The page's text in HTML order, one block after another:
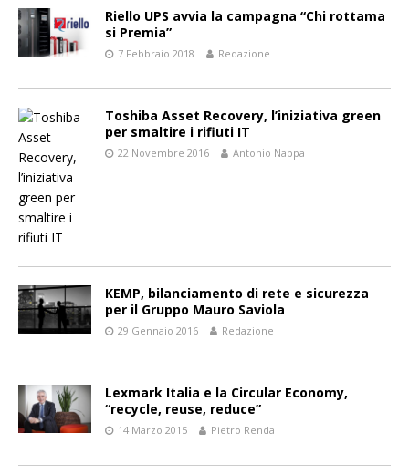
Riello UPS avvia la campagna “Chi rottama
si Premia”
7 Febbraio 2018 Redazione
Toshiba Asset Recovery, l’iniziativa green
per smaltire i rifiuti IT
22 Novembre 2016 Antonio Nappa
KEMP, bilanciamento di rete e sicurezza
per il Gruppo Mauro Saviola
29 Gennaio 2016 Redazione
Lexmark Italia e la Circular Economy,
“recycle, reuse, reduce”
14 Marzo 2015 Pietro Renda